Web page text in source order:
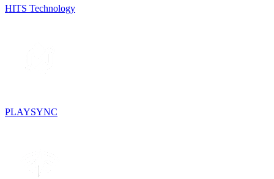
HITS Technology
PLAYSYNC